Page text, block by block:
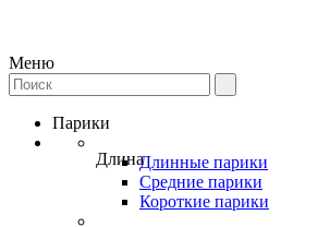
Меню
Парики
ДлинаДлинные парики
Средние парики
Короткие парики